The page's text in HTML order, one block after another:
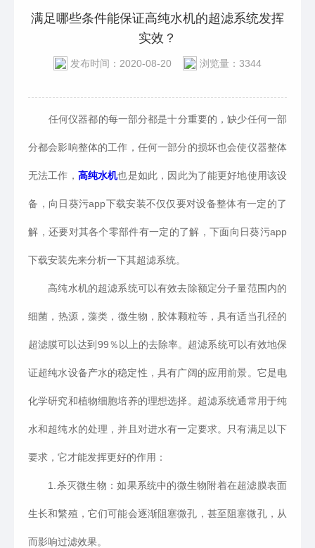
满足哪些条件能保证高纯水机的超滤系统发挥
实效？
发布时间：2020-08-20 浏览量：3344
任何仪器都的每一部分都是十分重要的，缺少任何一部
分都会影响整体的工作，任何一部分的损坏也会使仪器整体
无法工作， 高纯水机也是如此，因此为了能更好地使用该设
备，向日葵污app下载安装不仅仅要对设备整体有一定的了
解，还要对其各个零部件有一定的了解，下面向日葵污app
下载安装先来分析一下其超滤系统。
高纯水机的超滤系统可以有效去除额定分子量范围内的
细菌，热源，藻类，微生物，胶体颗粒等，具有适当孔径的
超滤膜可以达到99％以上的去除率。超滤系统可以有效地保
证超纯水设备产水的稳定性，具有广阔的应用前景。它是电
化学研究和植物细胞培养的理想选择。超滤系统通常用于纯
水和超纯水的处理，并且对进水有一定要求。只有满足以下
要求，它才能发挥更好的作用：
1.杀灭微生物：如果系统中的微生物附着在超滤膜表面
生长和繁殖，它们可能会逐渐阻塞微孔，甚至阻塞微孔，从
而影响过滤效果。